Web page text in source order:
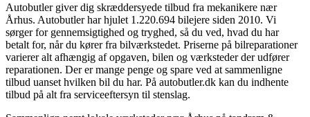
Autobutler giver dig skræddersyede tilbud fra mekanikere nær
Århus. Autobutler har hjulet 1.220.694 bilejere siden 2010. Vi
sørger for gennemsigtighed og tryghed, så du ved, hvad du har
betalt for, når du kører fra bilværkstedet. Priserne på bilreparationer
varierer alt afhængig af opgaven, bilen og værksteder der udfører
reparationen. Der er mange penge og spare ved at sammenligne
tilbud uanset hvilken bil du har. På autobutler.dk kan du indhente
tilbud på alt fra serviceeftersyn til stenslag.